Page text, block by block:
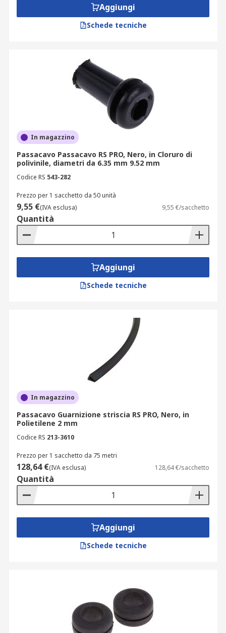
Aggiungi
Schede tecniche
In magazzino
Passacavo Passacavo RS PRO, Nero, in Cloruro di
polivinile, diametri da 6.35 mm 9.52 mm
Codice RS 543-282
Prezzo per 1 sacchetto da 50 unità
9,55 €(IVA esclusa) 9,55 €/sacchetto
Quantità
Aggiungi
Schede tecniche
In magazzino
Passacavo Guarnizione striscia RS PRO, Nero, in
Polietilene 2 mm
Codice RS 213-3610
Prezzo per 1 sacchetto da 75 metri
128,64 €(IVA esclusa) 128,64 €/sacchetto
Quantità
Aggiungi
Schede tecniche